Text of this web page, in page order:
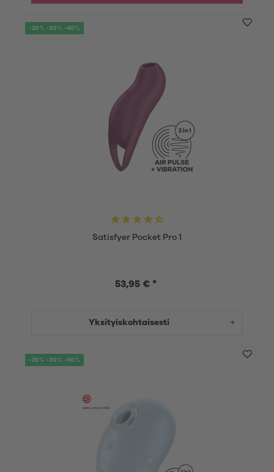
-20% -30% -40%
Satisfyer Pocket Pro 1
53,95 € *
Yksityiskohtaisesti
-20% -30% -40%